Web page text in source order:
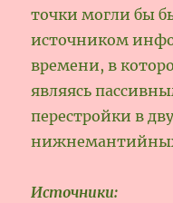
точки могли бы
источником
времени, в
являясь
перестройки в
нижнемантийных
Источники: